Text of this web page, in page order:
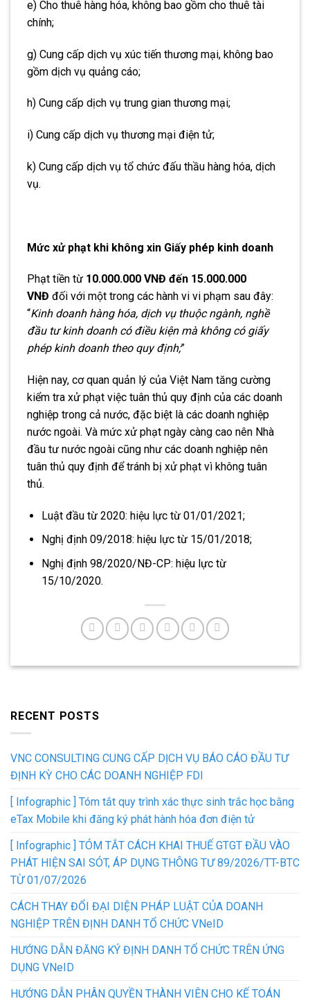
e) Cho thuê hàng hóa, không bao gồm cho thuê tài
chính;
g) Cung cấp dịch vụ xúc tiến thương mại, không bao
gồm dịch vụ quảng cáo;
h) Cung cấp dịch vụ trung gian thương mại;
i) Cung cấp dịch vụ thương mại điện tử;
k) Cung cấp dịch vụ tổ chức đấu thầu hàng hóa, dịch
vụ.
Mức xử phạt khi không xin Giấy phép kinh doanh
Phạt tiền từ 10.000.000 VNĐ đến 15.000.000
VNĐ đối với một trong các hành vi vi phạm sau đây:
“Kinh doanh hàng hóa, dịch vụ thuộc ngành, nghề
đầu tư kinh doanh có điều kiện mà không có giấy
phép kinh doanh theo quy định;”
Hiện nay, cơ quan quản lý của Việt Nam tăng cường
kiểm tra xử phạt việc tuân thủ quy định của các doanh
nghiệp trong cả nước, đặc biệt là các doanh nghiệp
nước ngoài. Và mức xử phạt ngày càng cao nên Nhà
đầu tư nước ngoài cũng như các doanh nghiệp nên
tuân thủ quy định để tránh bị xử phạt vì không tuân
thủ.
Luật đầu từ 2020: hiệu lực từ 01/01/2021;
Nghị định 09/2018: hiệu lực từ 15/01/2018;
Nghị định 98/2020/NĐ-CP: hiệu lực từ
15/10/2020.
RECENT POSTS
VNC CONSULTING CUNG CẤP DỊCH VỤ BÁO CÁO ĐẦU TƯ
ĐỊNH KỲ CHO CÁC DOANH NGHIỆP FDI
[ Infographic ] Tóm tắt quy trình xác thực sinh trắc học bằng
eTax Mobile khi đăng ký phát hành hóa đơn điện tử
[ Infographic ] TÓM TẮT CÁCH KHAI THUẾ GTGT ĐẦU VÀO
PHÁT HIỆN SAI SÓT, ÁP DỤNG THÔNG TƯ 89/2026/TT-BTC
TỪ 01/07/2026
CÁCH THAY ĐỔI ĐẠI DIỆN PHÁP LUẬT CỦA DOANH
NGHIỆP TRÊN ĐỊNH DANH TỔ CHỨC VNeID
HƯỚNG DẪN ĐĂNG KÝ ĐỊNH DANH TỔ CHỨC TRÊN ỨNG
DỤNG VNeID
HƯỚNG DẪN PHÂN QUYỀN THÀNH VIÊN CHO KẾ TOÁN